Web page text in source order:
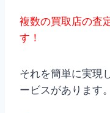
複数の買取店の査
す！
それを簡単に実現
ービスがあります。